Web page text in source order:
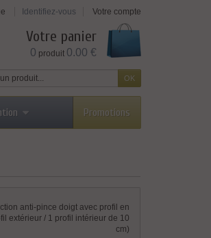
Identifiez-vous Votre compte
Votre panier
0 produit 0.00 €
Promotions
anti-pince doigt avec profil en
extérieur / 1 profil intérieur de 10
cm)